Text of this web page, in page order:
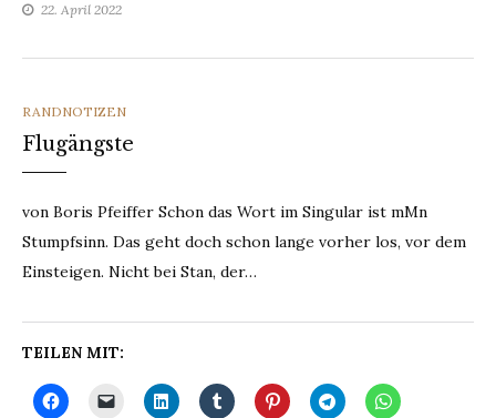
22. April 2022
CATEGORIES
RANDNOTIZEN
Flugängste
von Boris Pfeiffer Schon das Wort im Singular ist mMn
Stumpfsinn. Das geht doch schon lange vorher los, vor dem
Einsteigen. Nicht bei Stan, der…
TEILEN MIT: